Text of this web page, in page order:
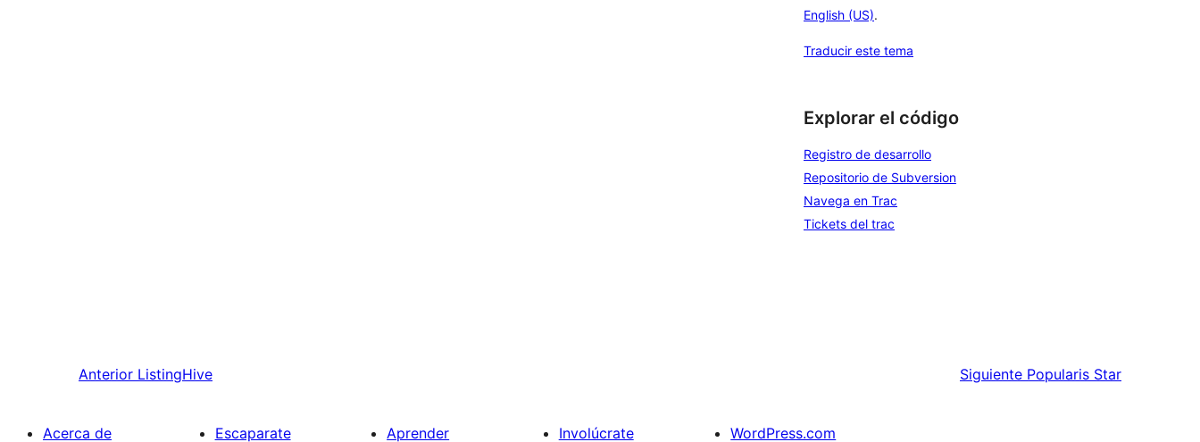
English (US).
Traducir este tema
Explorar el código
Registro de desarrollo
Repositorio de Subversion
Navega en Trac
Tickets del trac
Anterior ListingHive Siguiente Popularis Star
Acerca de Escaparate Aprender Involúcrate WordPress.com